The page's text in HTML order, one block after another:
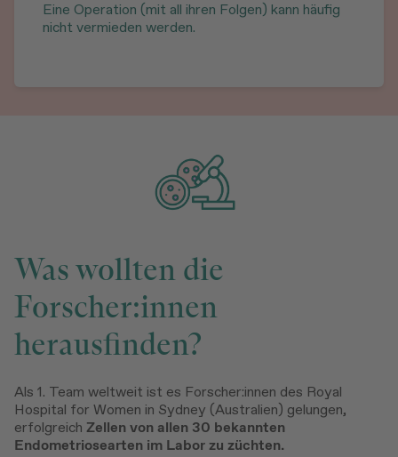
Eine Operation (mit all ihren Folgen) kann häufig
nicht vermieden werden.
Was wollten die
Forscher:innen
herausfinden?
Als 1. Team weltweit ist es Forscher:innen des Royal
Hospital for Women in Sydney (Australien) gelungen,
erfolgreich Zellen von allen 30 bekannten
Endometriosearten im Labor zu züchten.